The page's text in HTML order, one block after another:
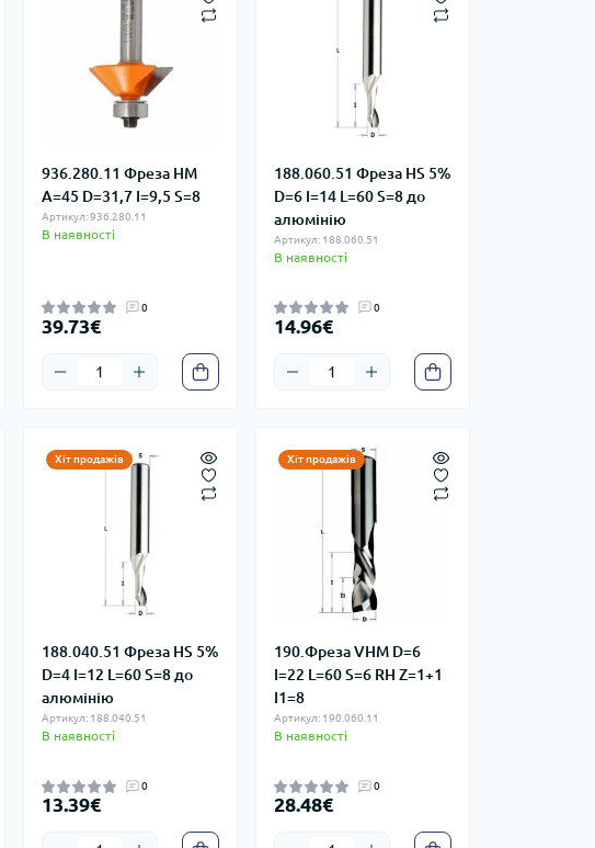
936.280.11 Фреза HM
A=45 D=31,7 I=9,5 S=8
Артикул: 936.280.11
В наявності
0
39.73€
188.060.51 Фреза HS 5%
D=6 I=14 L=60 S=8 до
алюмінію
Артикул: 188.060.51
В наявності
0
14.96€
Хіт продажів
188.040.51 Фреза HS 5%
D=4 I=12 L=60 S=8 до
алюмінію
Артикул: 188.040.51
В наявності
0
13.39€
Хіт продажів
190.Фреза VHM D=6
I=22 L=60 S=6 RH Z=1+1
I1=8
Артикул: 190.060.11
В наявності
0
28.48€